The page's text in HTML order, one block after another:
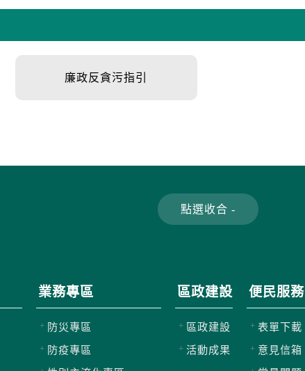
廉政反貪污指引
業務專區
防災專區
防疫專區
區政建設
區政建設
活動成果
便民服務
表單下載
意見信箱